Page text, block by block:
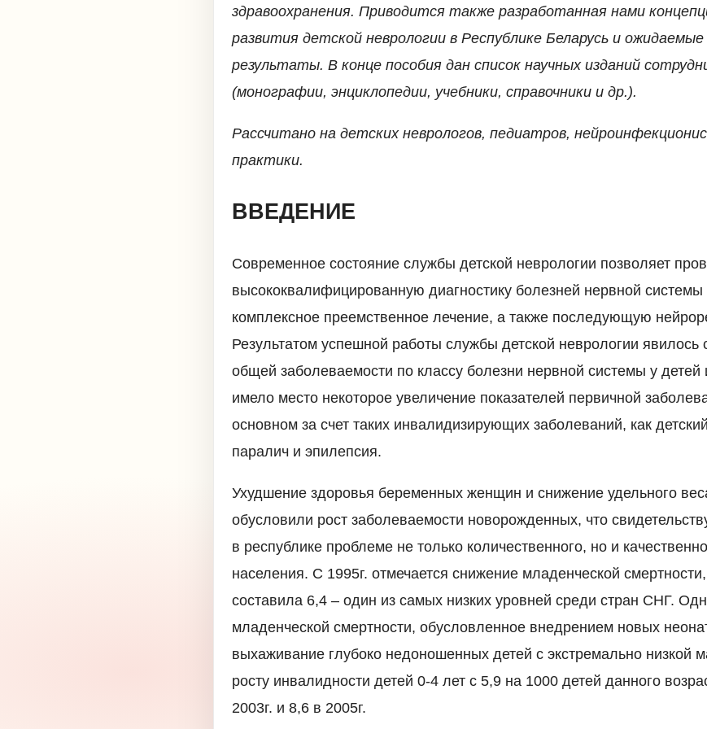
здравоохранения. Приводится также разработанная нами
развития детской неврологии в Республике Беларусь и
результаты. В конце пособия дан список научных изданий
(монографии, энциклопедии, учебники, справочники и др.).
Рассчитано на детских неврологов, педиатров,
практики.
ВВЕДЕНИЕ
Современное состояние службы детской неврологии позволяет
высококвалифицированную диагностику болезней нервной системы
комплексное преемственное лечение, а также последующую
Результатом успешной работы службы детской неврологии явилось
общей заболеваемости по классу болезни нервной системы у детей
имело место некоторое увеличение показателей первичной
основном за счет таких инвалидизирующих заболеваний, как
паралич и эпилепсия.
Ухудшение здоровья беременных женщин и снижение удельного
обусловили рост заболеваемости новорожденных, что
в республике проблеме не только количественного, но и
населения. С 1995г. отмечается снижение младенческой
составила 6,4 – один из самых низких уровней среди стран СНГ.
младенческой смертности, обусловленное внедрением новых
выхаживание глубоко недоношенных детей с экстремально низкой
росту инвалидности детей 0-4 лет с 5,9 на 1000 детей данного
2003г. и 8,6 в 2005г.